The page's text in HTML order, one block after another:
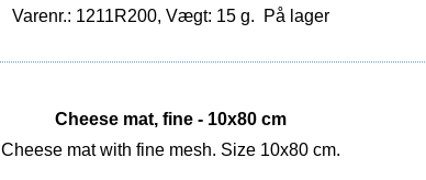
Varenr.: 1211R200, Vægt: 15 g. På lager
Cheese mat, fine - 10x80 cm
Cheese mat with fine mesh. Size 10x80 cm.